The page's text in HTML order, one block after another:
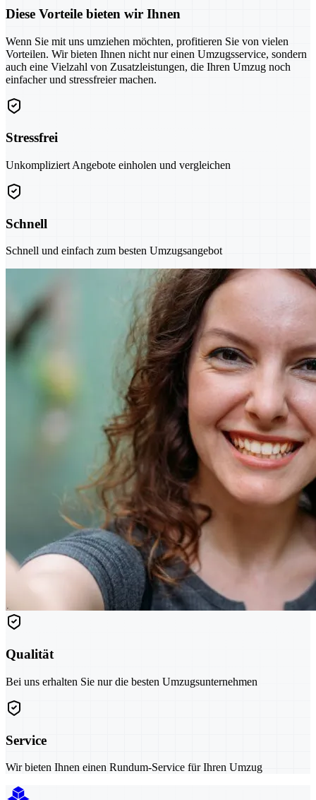
Diese Vorteile bieten wir Ihnen
Wenn Sie mit uns umziehen möchten, profitieren Sie von vielen
Vorteilen. Wir bieten Ihnen nicht nur einen Umzugsservice, sondern
auch eine Vielzahl von Zusatzleistungen, die Ihren Umzug noch
einfacher und stressfreier machen.
Stressfrei
Unkompliziert Angebote einholen und vergleichen
Schnell
Schnell und einfach zum besten Umzugsangebot
Qualität
Bei uns erhalten Sie nur die besten Umzugsunternehmen
Service
Wir bieten Ihnen einen Rundum-Service für Ihren Umzug